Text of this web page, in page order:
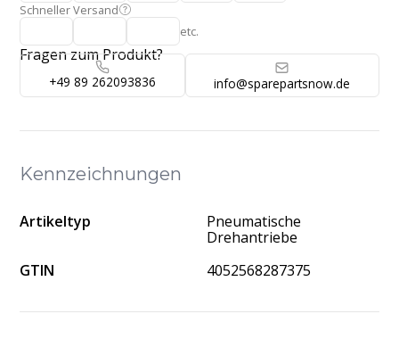
Schneller Versand
etc.
Fragen zum Produkt?
+49 89 262093836 info@sparepartsnow.de
Kennzeichnungen
Artikeltyp
Pneumatische
Drehantriebe
GTIN
4052568287375